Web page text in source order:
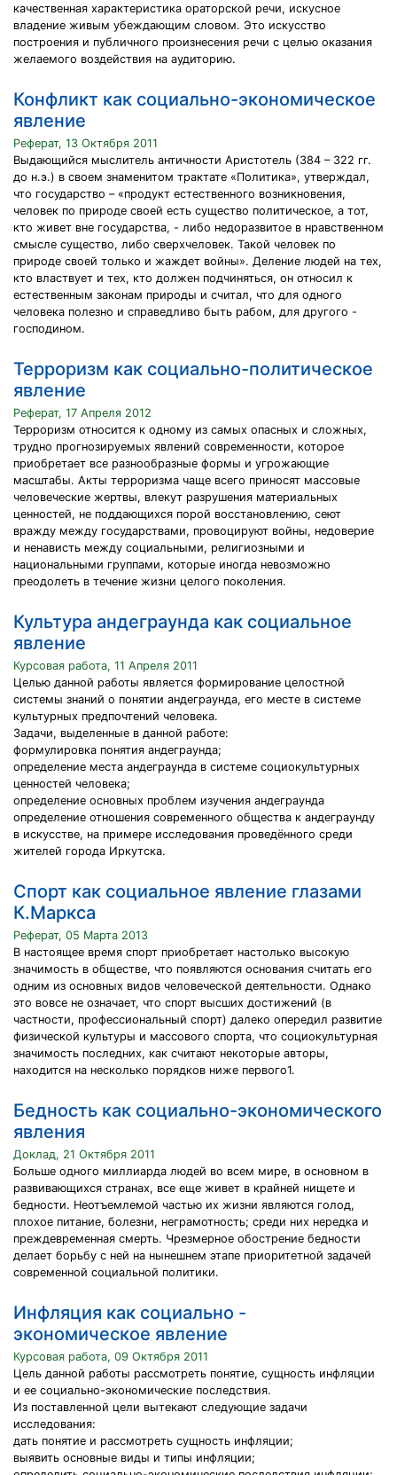
качественная характеристика ораторской речи, искусное
владение живым убеждающим словом. Это искусство
построения и публичного произнесения речи с целью оказания
желаемого воздействия на аудиторию.
Конфликт как социально-экономическое
явление
Реферат, 13 Октября 2011
Выдающийся мыслитель античности Аристотель (384 – 322 гг.
до н.э.) в своем знаменитом трактате «Политика», утверждал,
что государство – «продукт естественного возникновения,
человек по природе своей есть существо политическое, а тот,
кто живет вне государства, - либо недоразвитое в нравственном
смысле существо, либо сверхчеловек. Такой человек по
природе своей только и жаждет войны». Деление людей на тех,
кто властвует и тех, кто должен подчиняться, он относил к
естественным законам природы и считал, что для одного
человека полезно и справедливо быть рабом, для другого -
господином.
Терроризм как социально-политическое
явление
Реферат, 17 Апреля 2012
Терроризм относится к одному из самых опасных и сложных,
трудно прогнозируемых явлений современности, которое
приобретает все разнообразные формы и угрожающие
масштабы. Акты терроризма чаще всего приносят массовые
человеческие жертвы, влекут разрушения материальных
ценностей, не поддающихся порой восстановлению, сеют
вражду между государствами, провоцируют войны, недоверие
и ненависть между социальными, религиозными и
национальными группами, которые иногда невозможно
преодолеть в течение жизни целого поколения.
Культура андеграунда как социальное
явление
Курсовая работа, 11 Апреля 2011
Целью данной работы является формирование целостной
системы знаний о понятии андеграунда, его месте в системе
культурных предпочтений человека.
Задачи, выделенные в данной работе:
формулировка понятия андеграунда;
определение места андеграунда в системе социокультурных
ценностей человека;
определение основных проблем изучения андеграунда
определение отношения современного общества к андеграунду
в искусстве, на примере исследования проведённого среди
жителей города Иркутска.
Спорт как социальное явление глазами
К.Маркса
Реферат, 05 Марта 2013
В настоящее время спорт приобретает настолько высокую
значимость в обществе, что появляются основания считать его
одним из основных видов человеческой деятельности. Однако
это вовсе не означает, что спорт высших достижений (в
частности, профессиональный спорт) далеко опередил развитие
физической культуры и массового спорта, что социокультурная
значимость последних, как считают некоторые авторы,
находится на несколько порядков ниже первого1.
Бедность как социально-экономического
явления
Доклад, 21 Октября 2011
Больше одного миллиарда людей во всем мире, в основном в
развивающихся странах, все еще живет в крайней нищете и
бедности. Неотъемлемой частью их жизни являются голод,
плохое питание, болезни, неграмотность; среди них нередка и
преждевременная смерть. Чрезмерное обострение бедности
делает борьбу с ней на нынешнем этапе приоритетной задачей
современной социальной политики.
Инфляция как социально -
экономическое явление
Курсовая работа, 09 Октября 2011
Цель данной работы рассмотреть понятие, сущность инфляции
и ее социально-экономические последствия.
Из поставленной цели вытекают следующие задачи
исследования:
дать понятие и рассмотреть сущность инфляции;
выявить основные виды и типы инфляции;